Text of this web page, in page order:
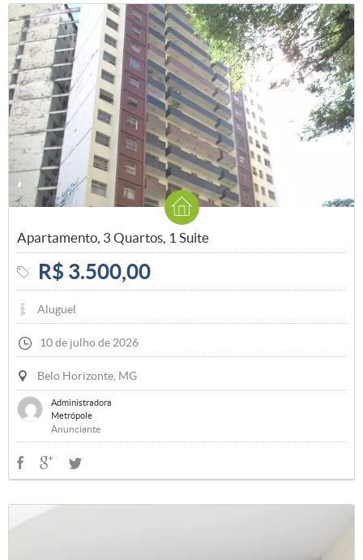
Apartamento, 3 Quartos, 1 Suite
R$ 3.500,00
Aluguel
10 de julho de 2026
Belo Horizonte, MG
Administradora
Metrópole
Anunciante